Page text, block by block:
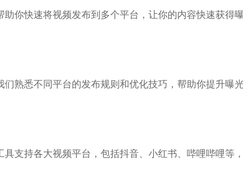
你快速将视频发布到多个平台，让你的内容快速获得
熟悉不同平台的发布规则和优化技巧，帮助你提升曝
支持各大视频平台，包括抖音、小红书、哔哩哔哩等